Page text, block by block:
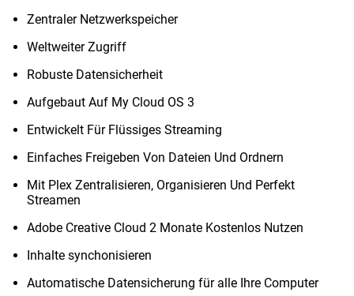
Zentraler Netzwerkspeicher
Weltweiter Zugriff
Robuste Datensicherheit
Aufgebaut Auf My Cloud OS 3
Entwickelt Für Flüssiges Streaming
Einfaches Freigeben Von Dateien Und Ordnern
Mit Plex Zentralisieren, Organisieren Und Perfekt
Streamen
Adobe Creative Cloud 2 Monate Kostenlos Nutzen
Inhalte synchonisieren
Automatische Datensicherung für alle Ihre Computer